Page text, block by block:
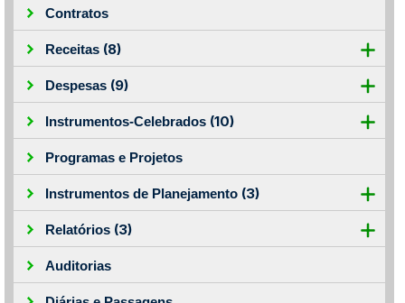
Contratos
Receitas (8)
Despesas (9)
Instrumentos-Celebrados (10)
Programas e Projetos
Instrumentos de Planejamento (3)
Relatórios (3)
Auditorias